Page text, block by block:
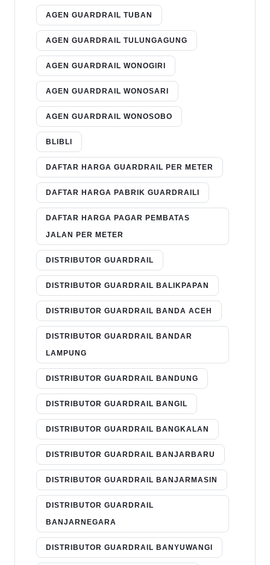
AGEN GUARDRAIL TUBAN
AGEN GUARDRAIL TULUNGAGUNG
AGEN GUARDRAIL WONOGIRI
AGEN GUARDRAIL WONOSARI
AGEN GUARDRAIL WONOSOBO
BLIBLI
DAFTAR HARGA GUARDRAIL PER METER
DAFTAR HARGA PABRIK GUARDRAILI
DAFTAR HARGA PAGAR PEMBATAS
JALAN PER METER
DISTRIBUTOR GUARDRAIL
DISTRIBUTOR GUARDRAIL BALIKPAPAN
DISTRIBUTOR GUARDRAIL BANDA ACEH
DISTRIBUTOR GUARDRAIL BANDAR
LAMPUNG
DISTRIBUTOR GUARDRAIL BANDUNG
DISTRIBUTOR GUARDRAIL BANGIL
DISTRIBUTOR GUARDRAIL BANGKALAN
DISTRIBUTOR GUARDRAIL BANJARBARU
DISTRIBUTOR GUARDRAIL BANJARMASIN
DISTRIBUTOR GUARDRAIL
BANJARNEGARA
DISTRIBUTOR GUARDRAIL BANYUWANGI